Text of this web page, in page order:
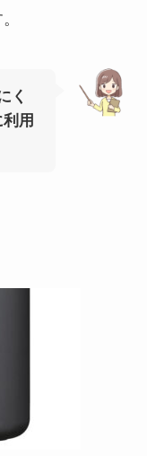
く
用